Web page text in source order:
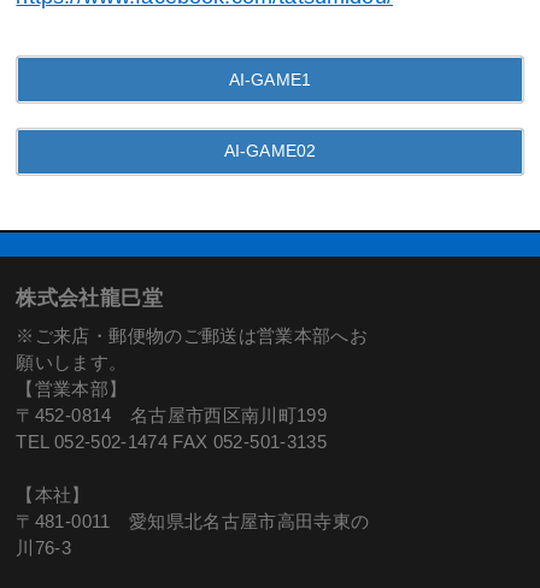
AI-GAME1
AI-GAME02
株式会社龍巳堂
※ご来店・郵便物のご郵送は営業本部へお
願いします。
【営業本部】
〒452-0814 名古屋市西区南川町199
TEL 052-502-1474 FAX 052-501-3135
【本社】
〒481-0011 愛知県北名古屋市高田寺東の
川76-3